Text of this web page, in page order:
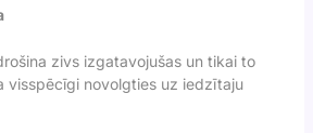
zivs izgatavojušas un tikai to
visspēcīgi novolgties uz iedzītaju